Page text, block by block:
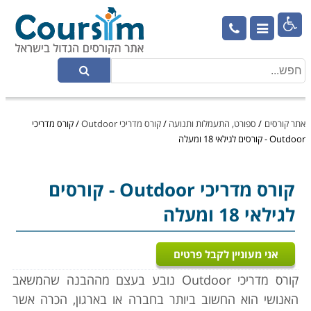

אתר קורסים / ספורט, התעמלות ותנועה /קורס מדריכי Outdoor /קורס מדריכי
Outdoor - קורסים לגילאי 18 ומעלה
קורס מדריכי Outdoor
- קורסים
לגילאי 18 ומעלה
אני מעוניין לקבל פרטים
קורס מדריכי Outdoor נובע בעצם מ
ההבנה שהמשאב
האנושי הוא החשוב ביותר בחברה או בארגון, הכרה אשר